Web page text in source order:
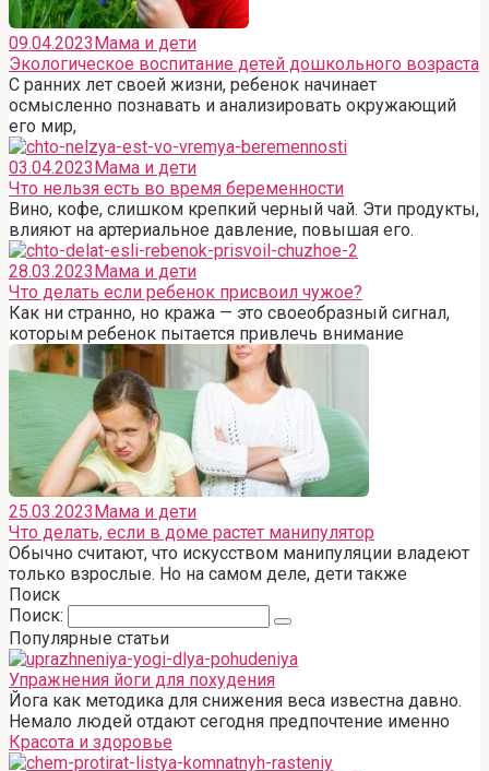
09.04.2023Мама и дети
Экологическое воспитание детей дошкольного возраста
С ранних лет своей жизни, ребенок начинает
осмысленно познавать и анализировать окружающий
его мир,
03.04.2023Мама и дети
Что нельзя есть во время беременности
Вино, кофе, слишком крепкий черный чай. Эти продукты,
влияют на артериальное давление, повышая его.
28.03.2023Мама и дети
Что делать если ребенок присвоил чужое?
Как ни странно, но кража — это своеобразный сигнал,
которым ребенок пытается привлечь внимание
25.03.2023Мама и дети
Что делать, если в доме растет манипулятор
Обычно считают, что искусством манипуляции владеют
только взрослые. Но на самом деле, дети также
Поиск
Поиск:
Популярные статьи
Упражнения йоги для похудения
Йога как методика для снижения веса известна давно.
Немало людей отдают сегодня предпочтение именно
Красота и здоровье